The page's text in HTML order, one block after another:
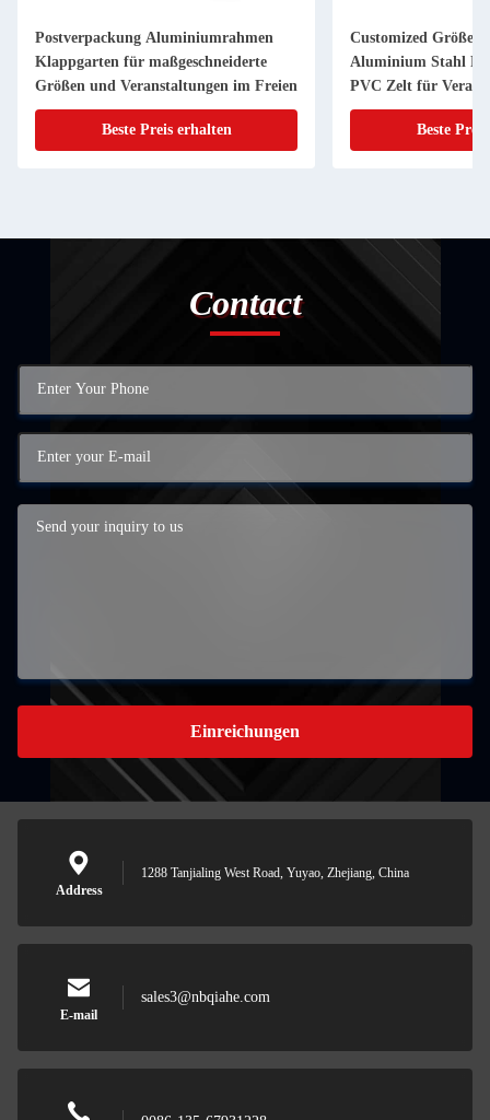
Postverpackung Aluminiumrahmen
Klappgarten für maßgeschneiderte
Größen und Veranstaltungen im Freien
Beste Preis erhalten
Customized Größe
Aluminium Stahl
PVC Zelt für
Beste
Contact
Einreichungen
Address
1288 Tanjialing West Road, Yuyao, Zhejiang, China
E-mail
sales3@nbqiahe.com